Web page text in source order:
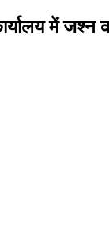
में जश्न